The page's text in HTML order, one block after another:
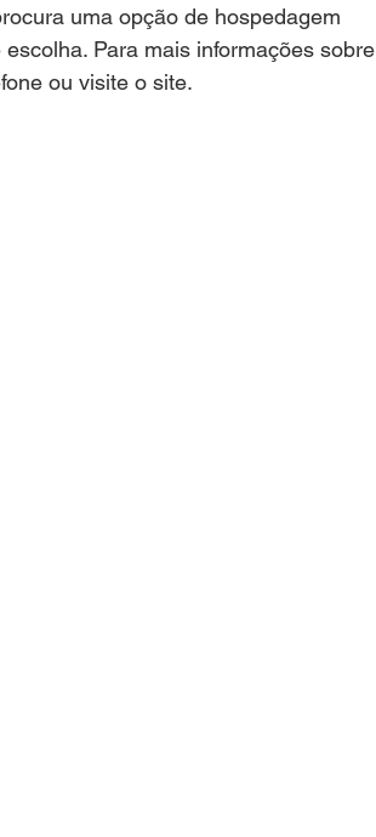
uma opção de hospedagem
Para mais informações sobre
ou visite o site.